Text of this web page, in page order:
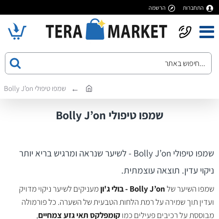
התחברות הרשמה
שמפו טיפולי Bolly J’on
שמפו טיפולי Bolly J’on
שמפו טיפולי Bolly J’on - לשיער שנראה ומרגיש בריא יותר
ניקוי עדין. תוצאה עוצמתית.
שמפו השיער שלBolly J’on - בולי ג'ון
מעניקים לשיער ניקוי מדויק
ועדין תוך שמירה על רמת הלחות הטבעית של השערה. כל פורמולה
מבוססת על רכיבים פעילים כמוקומפלקס תאי גזע צמחיים,